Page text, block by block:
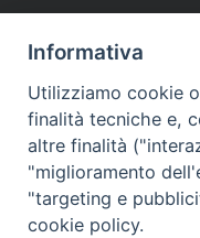
Piazza Duomo 48 - 59100
Tel. 0574-39259 - fax 0574-
Informativa
Utilizziamo cookie
finalità tecniche e,
altre finalità
"miglioramento
"targeting e
cookie policy.